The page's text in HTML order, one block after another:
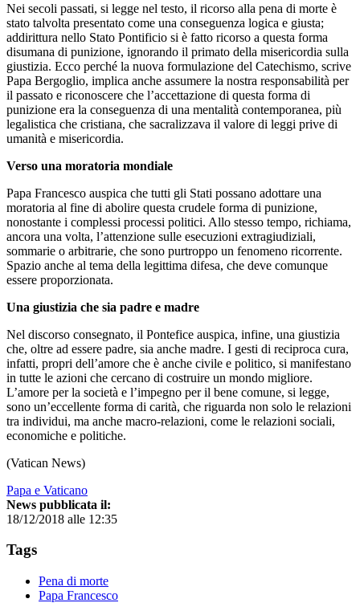
Nei secoli passati, si legge nel testo, il ricorso alla pena di morte è
stato talvolta presentato come una conseguenza logica e giusta;
addirittura nello Stato Pontificio si è fatto ricorso a questa forma
disumana di punizione, ignorando il primato della misericordia sulla
giustizia. Ecco perché la nuova formulazione del Catechismo, scrive
Papa Bergoglio, implica anche assumere la nostra responsabilità per
il passato e riconoscere che l’accettazione di questa forma di
punizione era la conseguenza di una mentalità contemporanea, più
legalistica che cristiana, che sacralizzava il valore di leggi prive di
umanità e misericordia.
Verso una moratoria mondiale
Papa Francesco auspica che tutti gli Stati possano adottare una
moratoria al fine di abolire questa crudele forma di punizione,
nonostante i complessi processi politici. Allo stesso tempo, richiama,
ancora una volta, l’attenzione sulle esecuzioni extragiudiziali,
sommarie o arbitrarie, che sono purtroppo un fenomeno ricorrente.
Spazio anche al tema della legittima difesa, che deve comunque
essere proporzionata.
Una giustizia che sia padre e madre
Nel discorso consegnato, il Pontefice auspica, infine, una giustizia
che, oltre ad essere padre, sia anche madre. I gesti di reciproca cura,
infatti, propri dell’amore che è anche civile e politico, si manifestano
in tutte le azioni che cercano di costruire un mondo migliore.
L’amore per la società e l’impegno per il bene comune, si legge,
sono un’eccellente forma di carità, che riguarda non solo le relazioni
tra individui, ma anche macro-relazioni, come le relazioni sociali,
economiche e politiche.
(Vatican News)
Papa e Vaticano
News pubblicata il:
18/12/2018 alle 12:35
Tags
Pena di morte
Papa Francesco